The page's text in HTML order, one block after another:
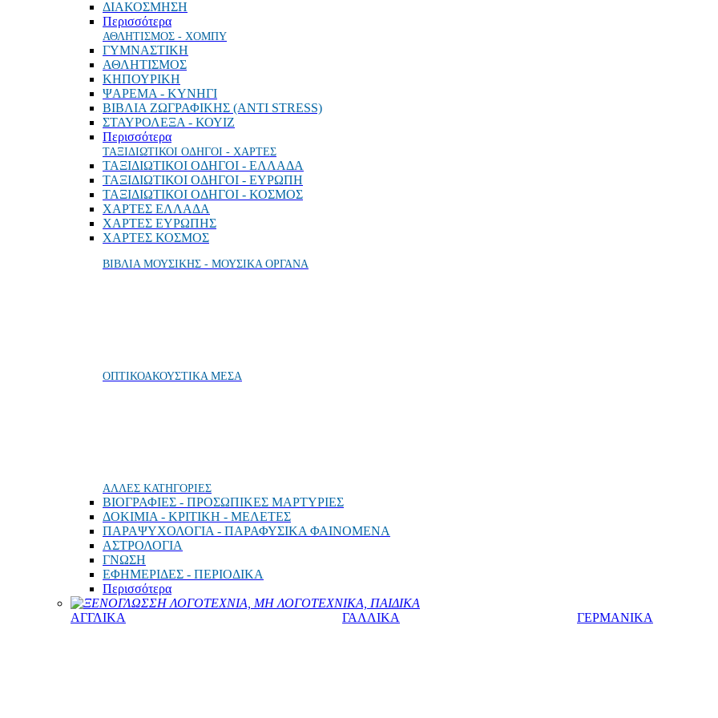
ΔΙΑΚΟΣΜΗΣΗ
Περισσότερα
ΑΘΛΗΤΙΣΜΟΣ - ΧΟΜΠΥ
ΓΥΜΝΑΣΤΙΚΗ
ΑΘΛΗΤΙΣΜΟΣ
ΚΗΠΟΥΡΙΚΗ
ΨΑΡΕΜΑ - ΚΥΝΗΓΙ
ΒΙΒΛΙΑ ΖΩΓΡΑΦΙΚΗΣ (ANTI STRESS)
ΣΤΑΥΡΟΛΕΞΑ - ΚΟΥΙΖ
Περισσότερα
ΤΑΞΙΔΙΩΤΙΚΟΙ ΟΔΗΓΟΙ - ΧΑΡΤΕΣ
ΤΑΞΙΔΙΩΤΙΚΟΙ ΟΔΗΓΟΙ - ΕΛΛΑΔΑ
ΤΑΞΙΔΙΩΤΙΚΟΙ ΟΔΗΓΟΙ - ΕΥΡΩΠΗ
ΤΑΞΙΔΙΩΤΙΚΟΙ ΟΔΗΓΟΙ - ΚΟΣΜΟΣ
ΧΑΡΤΕΣ ΕΛΛΑΔΑ
ΧΑΡΤΕΣ ΕΥΡΩΠΗΣ
ΧΑΡΤΕΣ ΚΟΣΜΟΣ
ΒΙΒΛΙΑ ΜΟΥΣΙΚΗΣ - ΜΟΥΣΙΚΑ ΟΡΓΑΝΑ
ΟΠΤΙΚΟΑΚΟΥΣΤΙΚΑ ΜΕΣΑ
ΑΛΛΕΣ ΚΑΤΗΓΟΡΙΕΣ
ΒΙΟΓΡΑΦΙΕΣ - ΠΡΟΣΩΠΙΚΕΣ ΜΑΡΤΥΡΙΕΣ
ΔΟΚΙΜΙΑ - ΚΡΙΤΙΚΗ - ΜΕΛΕΤΕΣ
ΠΑΡΑΨΥΧΟΛΟΓΙΑ - ΠΑΡΑΦΥΣΙΚΑ ΦΑΙΝΟΜΕΝΑ
ΑΣΤΡΟΛΟΓΙΑ
ΓΝΩΣΗ
ΕΦΗΜΕΡΙΔΕΣ - ΠΕΡΙΟΔΙΚΑ
Περισσότερα
ΞΕΝΟΓΛΩΣΣΗ ΛΟΓΟΤΕΧΝΙΑ, ΜΗ ΛΟΓΟΤΕΧΝΙΚΑ, ΠΑΙΔΙΚΑ
ΑΓΓΛΙΚΑ
ΓΑΛΛΙΚΑ ΓΕΡΜΑΝΙΚΑ